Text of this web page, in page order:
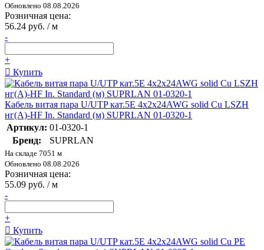
Обновлено 08.08.2026
Розничная цена:
56.24 руб. / м
-
+
Купить
Кабель витая пара U/UTP кат.5E 4х2х24AWG solid Cu LSZH
нг(А)-HF In. Standard (м) SUPRLAN 01-0320-1
Артикул: 01-0320-1
Бренд:
SUPRLAN
На складе 7051 м
Обновлено 08.08.2026
Розничная цена:
55.09 руб. / м
-
+
Купить